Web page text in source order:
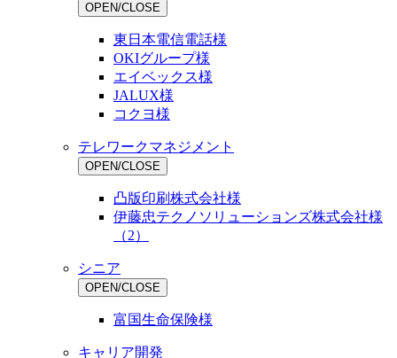
OPEN/CLOSE
東日本電信電話様
OKIグループ様
エイベックス様
JALUX様
コクヨ様
テレワークマネジメント
OPEN/CLOSE
凸版印刷株式会社様
伊藤忠テクノソリューションズ株式会社様
（2）
シニア
OPEN/CLOSE
富国生命保険様
キャリア開発